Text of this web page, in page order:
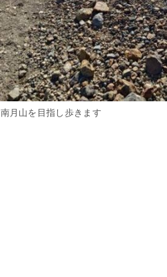
南月山を目指し歩きます